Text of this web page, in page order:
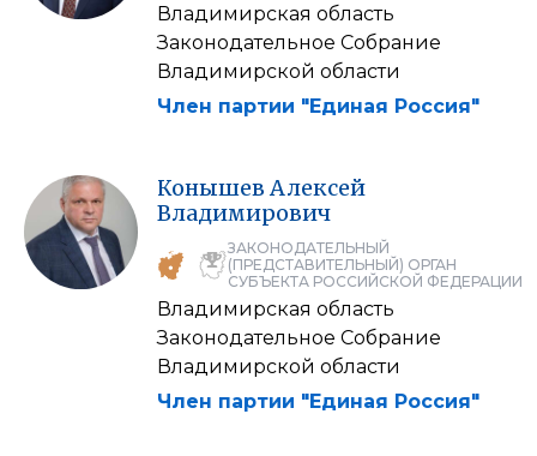
Владимирская область
Законодательное Собрание
Владимирской области
Член партии "Единая Россия"
Конышев Алексей
Владимирович
ЗАКОНОДАТЕЛЬНЫЙ
(ПРЕДСТАВИТЕЛЬНЫЙ) ОРГАН
СУБЪЕКТА РОССИЙСКОЙ ФЕДЕРАЦИИ
Владимирская область
Законодательное Собрание
Владимирской области
Член партии "Единая Россия"